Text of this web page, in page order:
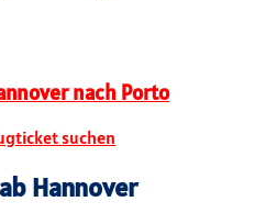
nach Porto
suchen
Hannover